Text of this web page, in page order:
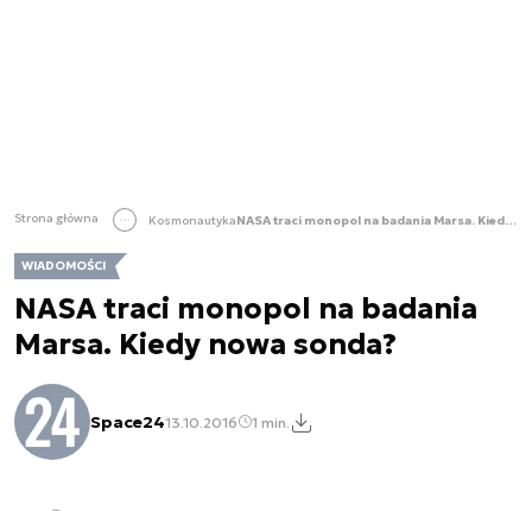
Strona główna Kosmonautyka NASA traci monopol na badania Marsa. Kiedy nowa sonda?
WIADOMOŚCI
NASA traci monopol na badania
Marsa. Kiedy nowa sonda?
Space2413.10.2016 1 min.